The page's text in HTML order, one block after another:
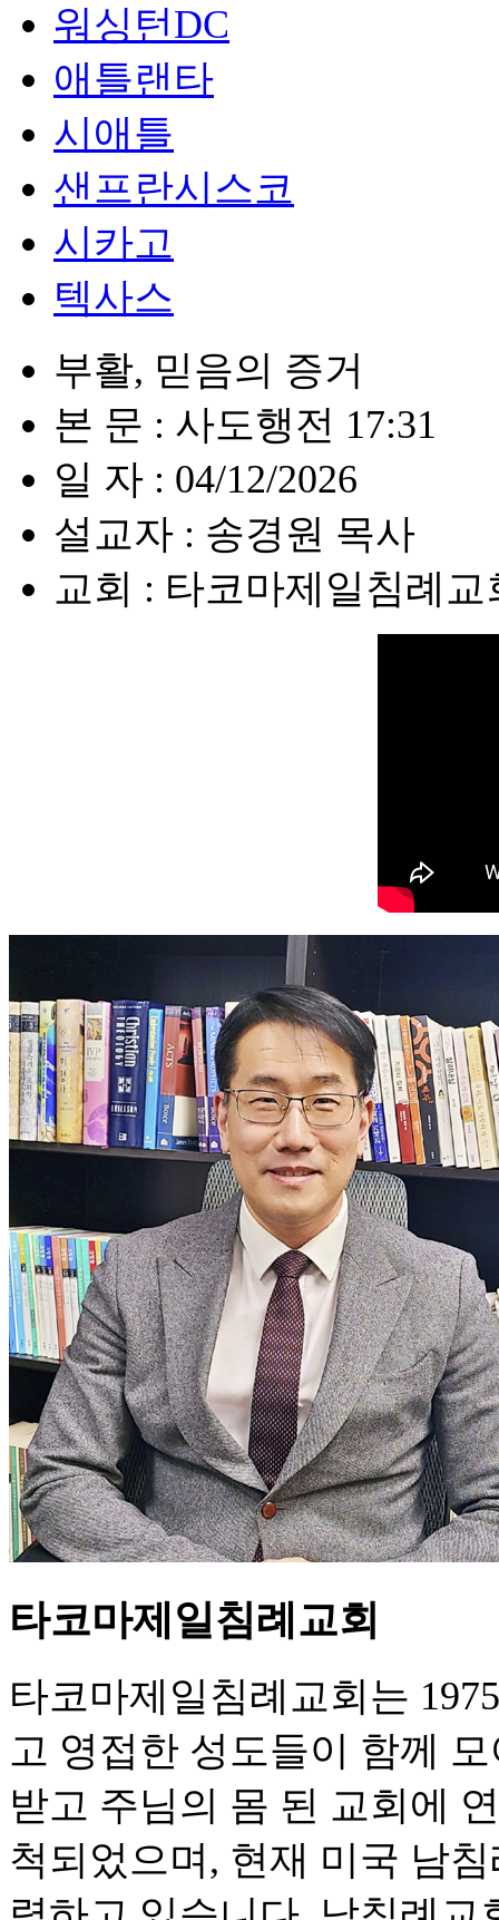
워싱턴DC
애틀랜타
시애틀
샌프란시스코
시카고
텍사스
부활, 믿음의 증거
본 문 : 사도행전 17:31
일 자 : 04/12/2026
설교자 : 송경원 목사
교회 : 타코마제일침례교
타코마제일침례교회
타코마제일침례교회는
고 영접한 성도들이 함께
받고 주님의 몸 된 교회에
척되었으며, 현재 미국 남